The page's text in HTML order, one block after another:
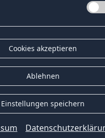
Cookies akzeptieren
Ablehnen
Einstellungen speichern
Datenschutz
Impressum
Kontakt
Gender-Hinweis
Onyx Consulting GmbH